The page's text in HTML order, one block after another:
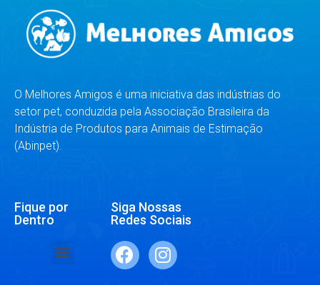
O Melhores Amigos é uma iniciativa das indústrias do
setor pet, conduzida pela Associação Brasileira da
Indústria de Produtos para Animais de Estimação
(Abinpet).
Fique por
Dentro
Siga Nossas
Redes Sociais